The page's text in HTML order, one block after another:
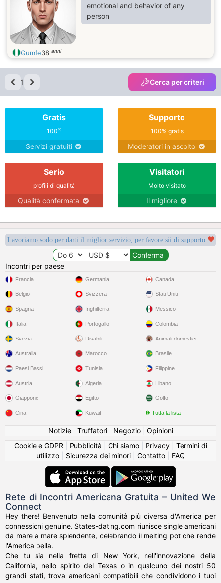
emotional and behavior of any
person
Gumfe38 anni
1 Cerca per criteri
Gratis
100%
Servizi gratuiti
Supporto
100% gratis
Moderatori in ascolto
Serio
profili di qualità
Qualità confermata
Visitatori
Molto visitato
Il migliore
Lavoriamo sodo per darti il miglior servizio, per favore sii di supporto
Incontri per paese
Francia
Belgio
Spagna
Italia
Svezia
Germania
Svizzera
Inghilterra
Portogallo
Disabili
Canada
Stati Uniti
Messico
Colombia
Animali domestici
Australia
Paesi Bassi
Austria
Giappone
Cina
Marocco
Tunisia
Algeria
Egitto
Kuwait
Brasile
Filippine
Libano
Golfo
Tutta la lista
Notizie| Truffatori| Negozio| Opinioni
Cookie e GDPR
Pubblicità Chi siamo| Privacy| Termini di
utilizzo| Sicurezza dei minori| Contatto| FAQ
Rete di Incontri Americana Gratuita – United We
Connect
Hey there! Benvenuto nella comunità più diversa d'America per
connessioni genuine. States-dating.com riunisce single americani
da mare a mare splendente, celebrando il melting pot che rende
l'America bella.
Che tu sia nella fretta di New York, nell'innovazione della
California, nello spirito del Texas o in qualcuno dei nostri 50
grandi stati, trova americani compatibili che condividono i tuoi